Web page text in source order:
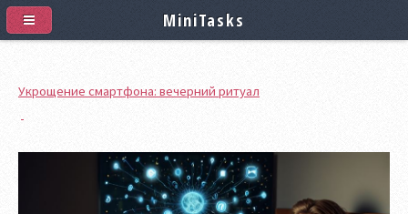
Укрощение смартфона: вечерний ритуал
MiniTasks